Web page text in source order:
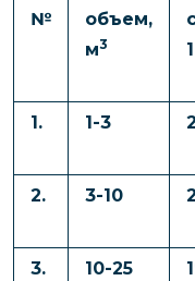
№ объем,
м3
1. 1-3
2. 3-10
3. 10-25